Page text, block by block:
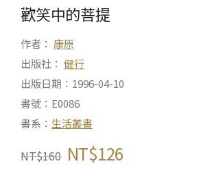
歡笑中的菩提
作者： 康原
出版社： 健行
出版日期：1996-04-10
書號：E0086
書系： 生活叢書
NT$160 NT$126